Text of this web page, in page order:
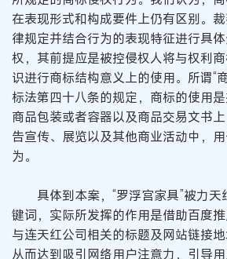
在表现形式和构成要件上仍有区别。
律规定并结合行为的表现特征进行具
权，其前提应是被控侵权人将与权利
识进行商标结构意义上的使用。所谓“
标法第四十八条的规定，商标的使用是
商品包装或者容器以及商品交易文书
告宣传、展览以及其他商业活动中，
为。
具体到本案，“罗浮宫家具”被力天
键词，实际所发挥的作用是借助百度
与连天红公司相关的标题及网站链接地
从而达到吸引网络用户注意力，引导